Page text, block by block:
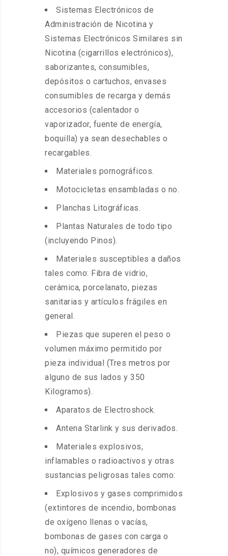
Sistemas Electrónicos de
Administración de Nicotina y
Sistemas Electrónicos Similares sin
Nicotina (cigarrillos electrónicos),
saborizantes, consumibles,
depósitos o cartuchos, envases
consumibles de recarga y demás
accesorios (calentador o
vaporizador, fuente de energía,
boquilla) ya sean desechables o
recargables.
Materiales pornográficos.
Motocicletas ensambladas o no.
Planchas Litográficas.
Plantas Naturales de todo tipo
(incluyendo Pinos).
Materiales susceptibles a daños
tales como: Fibra de vidrio,
cerámica, porcelanato, piezas
sanitarias y artículos frágiles en
general.
Piezas que superen el peso o
volumen máximo permitido por
pieza individual (Tres metros por
alguno de sus lados y 350
Kilogramos).
Aparatos de Electroshock.
Antena Starlink y sus derivados.
Materiales explosivos,
inflamables o radioactivos y otras
sustancias peligrosas tales como:
Explosivos y gases comprimidos
(extintores de incendio, bombonas
de oxígeno llenas o vacías,
bombonas de gases con carga o
no), químicos generadores de